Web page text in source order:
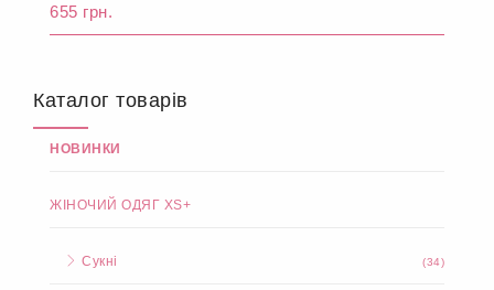
655 грн.
Каталог товарів
НОВИНКИ
ЖІНОЧИЙ ОДЯГ XS+
Сукні (34)